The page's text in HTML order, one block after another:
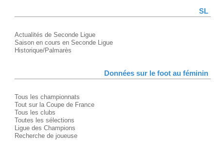
SL
Actualités de Seconde Ligue
Saison en cours en Seconde Ligue
Historique/Palmarès
Données sur le foot au féminin
Tous les championnats
Tout sur la Coupe de France
Tous les clubs
Toutes les sélections
Ligue des Champions
Recherche de joueuse